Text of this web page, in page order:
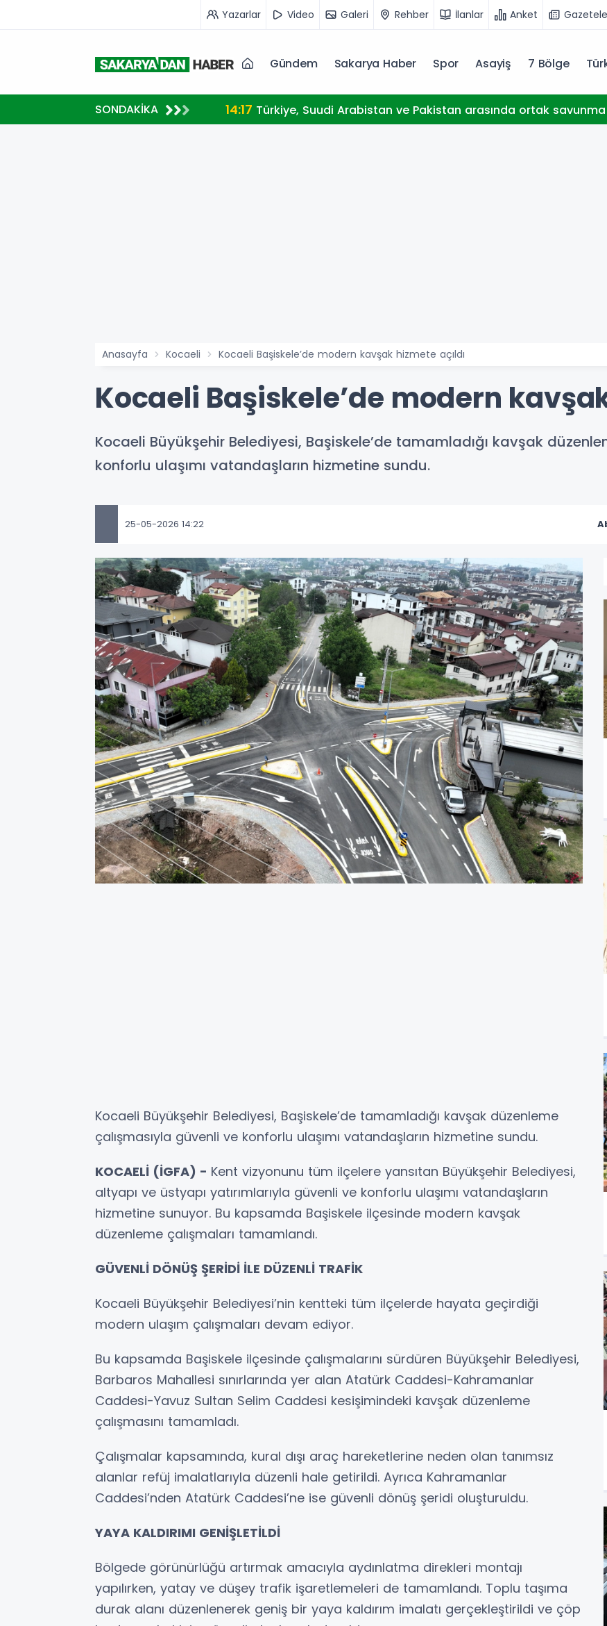
Yazarlar Video Galeri Rehber İlanlar Anket
Gündem Sakarya Haber Spor Asayiş 7 Bölge
SONDAKİKA 14:17 Türkiye, Suudi Arabistan ve Pakistan arasında ortak
Anasayfa Kocaeli Kocaeli Başiskele’de modern kavşak hizmete açıldı
Kocaeli Başiskele’de modern
Kocaeli Büyükşehir Belediyesi, Başiskele’de tamamladığı kavşak
konforlu ulaşımı vatandaşların hizmetine sundu.
25-05-2026 14:22
Kocaeli Büyükşehir Belediyesi, Başiskele’de tamamladığı kavşak düzenleme
çalışmasıyla güvenli ve konforlu ulaşımı vatandaşların hizmetine sundu.
KOCAELİ (İGFA) - Kent vizyonunu tüm ilçelere yansıtan Büyükşehir Belediyesi,
altyapı ve üstyapı yatırımlarıyla güvenli ve konforlu ulaşımı vatandaşların
hizmetine sunuyor. Bu kapsamda Başiskele ilçesinde modern kavşak
düzenleme çalışmaları tamamlandı.
GÜVENLİ DÖNÜŞ ŞERİDİ İLE DÜZENLİ TRAFİK
Kocaeli Büyükşehir Belediyesi’nin kentteki tüm ilçelerde hayata geçirdiği
modern ulaşım çalışmaları devam ediyor.
Bu kapsamda Başiskele ilçesinde çalışmalarını sürdüren Büyükşehir Belediyesi,
Barbaros Mahallesi sınırlarında yer alan Atatürk Caddesi-Kahramanlar
Caddesi-Yavuz Sultan Selim Caddesi kesişimindeki kavşak düzenleme
çalışmasını tamamladı.
Çalışmalar kapsamında, kural dışı araç hareketlerine neden olan tanımsız
alanlar refüj imalatlarıyla düzenli hale getirildi. Ayrıca Kahramanlar
Caddesi’nden Atatürk Caddesi’ne ise güvenli dönüş şeridi oluşturuldu.
YAYA KALDIRIMI GENİŞLETİLDİ
Bölgede görünürlüğü artırmak amacıyla aydınlatma direkleri montajı
yapılırken, yatay ve düşey trafik işaretlemeleri de tamamlandı. Toplu taşıma
durak alanı düzenlenerek geniş bir yaya kaldırım imalatı gerçekleştirildi ve çöp